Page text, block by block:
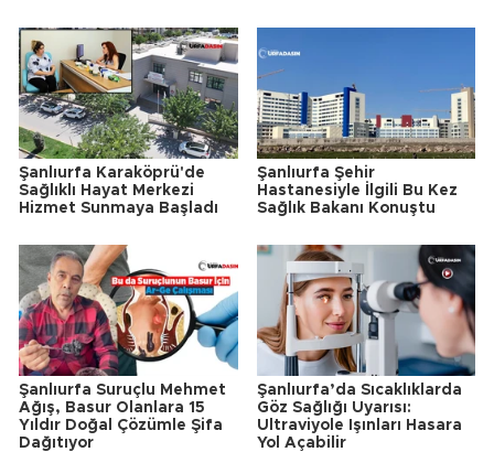
Şanlıurfa Karaköprü'de
Sağlıklı Hayat Merkezi
Hizmet Sunmaya Başladı
Şanlıurfa Şehir
Hastanesiyle İlgili Bu Kez
Sağlık Bakanı Konuştu
Şanlıurfa Suruçlu Mehmet
Ağış, Basur Olanlara 15
Yıldır Doğal Çözümle Şifa
Dağıtıyor
Şanlıurfa’da Sıcaklıklarda
Göz Sağlığı Uyarısı:
Ultraviyole Işınları Hasara
Yol Açabilir